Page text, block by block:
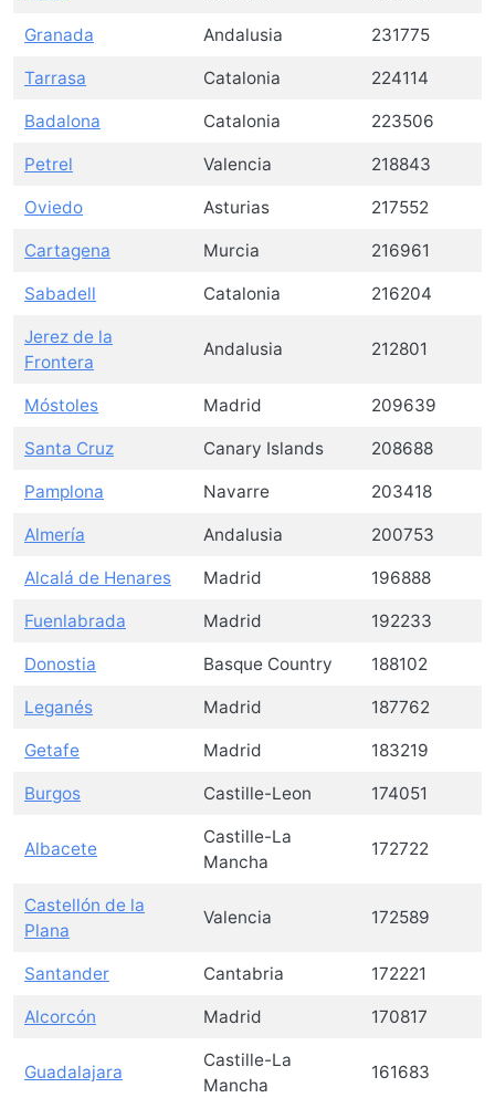
Granada Andalusia 231775
Tarrasa Catalonia 224114
Badalona Catalonia 223506
Petrel Valencia 218843
Oviedo Asturias 217552
Cartagena Murcia 216961
Sabadell Catalonia 216204
Jerez de la
Frontera
Andalusia 212801
Móstoles Madrid 209639
Santa Cruz Canary Islands 208688
Pamplona Navarre 203418
Almería Andalusia 200753
Alcalá de Henares Madrid 196888
Fuenlabrada Madrid 192233
Donostia Basque Country 188102
Leganés Madrid 187762
Getafe Madrid 183219
Burgos Castille-Leon 174051
Albacete
Castille-La
Mancha
172722
Castellón de la
Plana
Valencia 172589
Santander Cantabria 172221
Alcorcón Madrid 170817
Guadalajara
Castille-La
Mancha
161683